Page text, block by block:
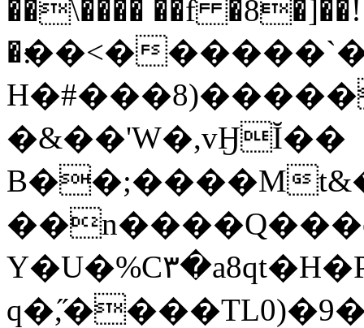
��\���� ��f �8�]��!
�׃��<������`��Љ-
�&��'W�,vӇĬ��
B��;����M
Y�U�%C٣�a8qt�H�PɋQ���G�_�W���Zx�#��üZ�C��6[�Y�2S�ԒگJ��&7^�b�h����a@6N�4��n�r�=�3�<�I��u�